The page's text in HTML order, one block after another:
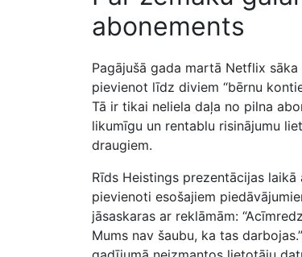
abonements
Pagājušā gada martā Netflix
pievienot līdz diviem “bērnu
Tā ir tikai neliela daļa no pilna
likumīgu un rentablu risinājumu
draugiem.
Rīds Heistings prezentācijas
pievienoti esošajiem
jāsaskaras ar reklāmām:
Mums nav šaubu, ka tas